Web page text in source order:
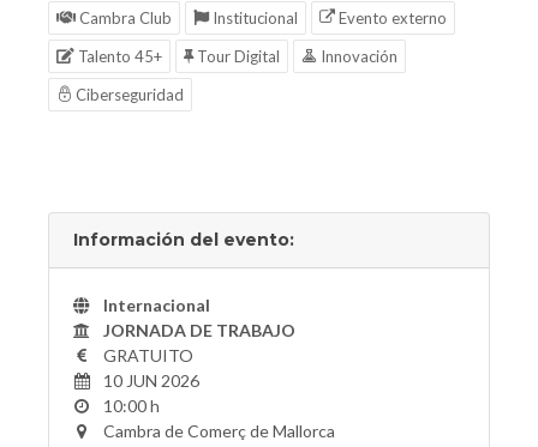
Cambra Club
Institucional
Evento externo
Talento 45+
Tour Digital
Innovación
Ciberseguridad
Información del evento:
Internacional
JORNADA DE TRABAJO
GRATUITO
10 JUN 2026
10:00 h
Cambra de Comerç de Mallorca